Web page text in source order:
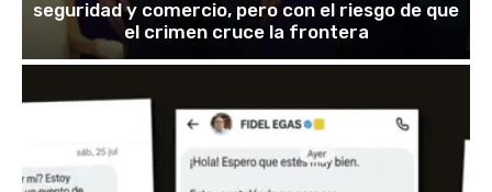
seguridad y comercio, pero con el riesgo de que
el crimen cruce la frontera